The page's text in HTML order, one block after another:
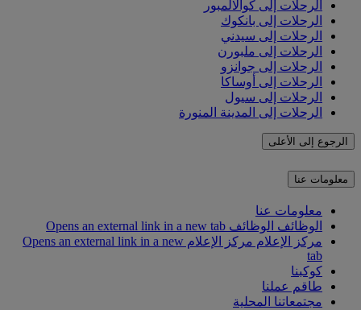
الرحلات إلى كوالالمبور
الرحلات إلى بانكوك
الرحلات إلى سيدني
الرحلات إلى ملبورن
الرحلات إلى جوانزو
الرحلات إلى أوساكا
الرحلات إلى سيول
الرحلات إلى المدينة المنورة
الرجوع إلى الأعلى
معلومات عنا
معلومات عنا
الوظائف الوظائف Opens an external link in a new tab
مركز الإعلام
مركز الإعلام Opens an external link in a new
tab
كوكبنا
طاقم عملنا
مجتمعاتنا المحلية